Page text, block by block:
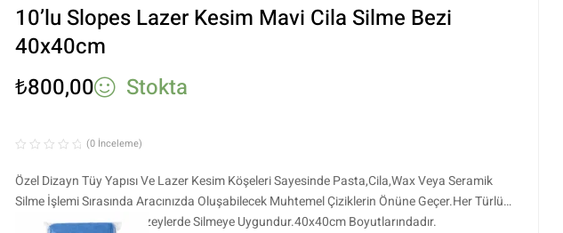
Ürünleri
10’lu Slopes Lazer Kesim Mavi Cila Silme Bezi
40x40cm
₺800,00 Stokta
(0 İnceleme)
Özel Dizayn Tüy Yapısı Ve Lazer Kesim Köşeleri Sayesinde Pasta,Cila,Wax Veya Seramik
Silme İşlemi Sırasında Aracınızda Oluşabilecek Muhtemel Çiziklerin Önüne Geçer.Her Türlü
Boyalı , Cam , Plastik Yüzeylerde Silmeye Uygundur.40x40cm Boyutlarındadır.